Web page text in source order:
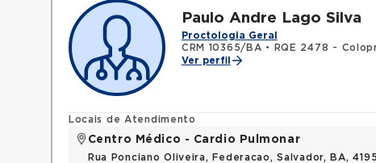
Paulo Andre Lago Silva
Proctologia Geral
CRM 10365/BA •
RQE 2478 -
Ver perfil
Locais de Atendimento
Centro Médico - Cardio Pulmonar
Rua Ponciano Oliveira, Federacao, Salvador, BA,